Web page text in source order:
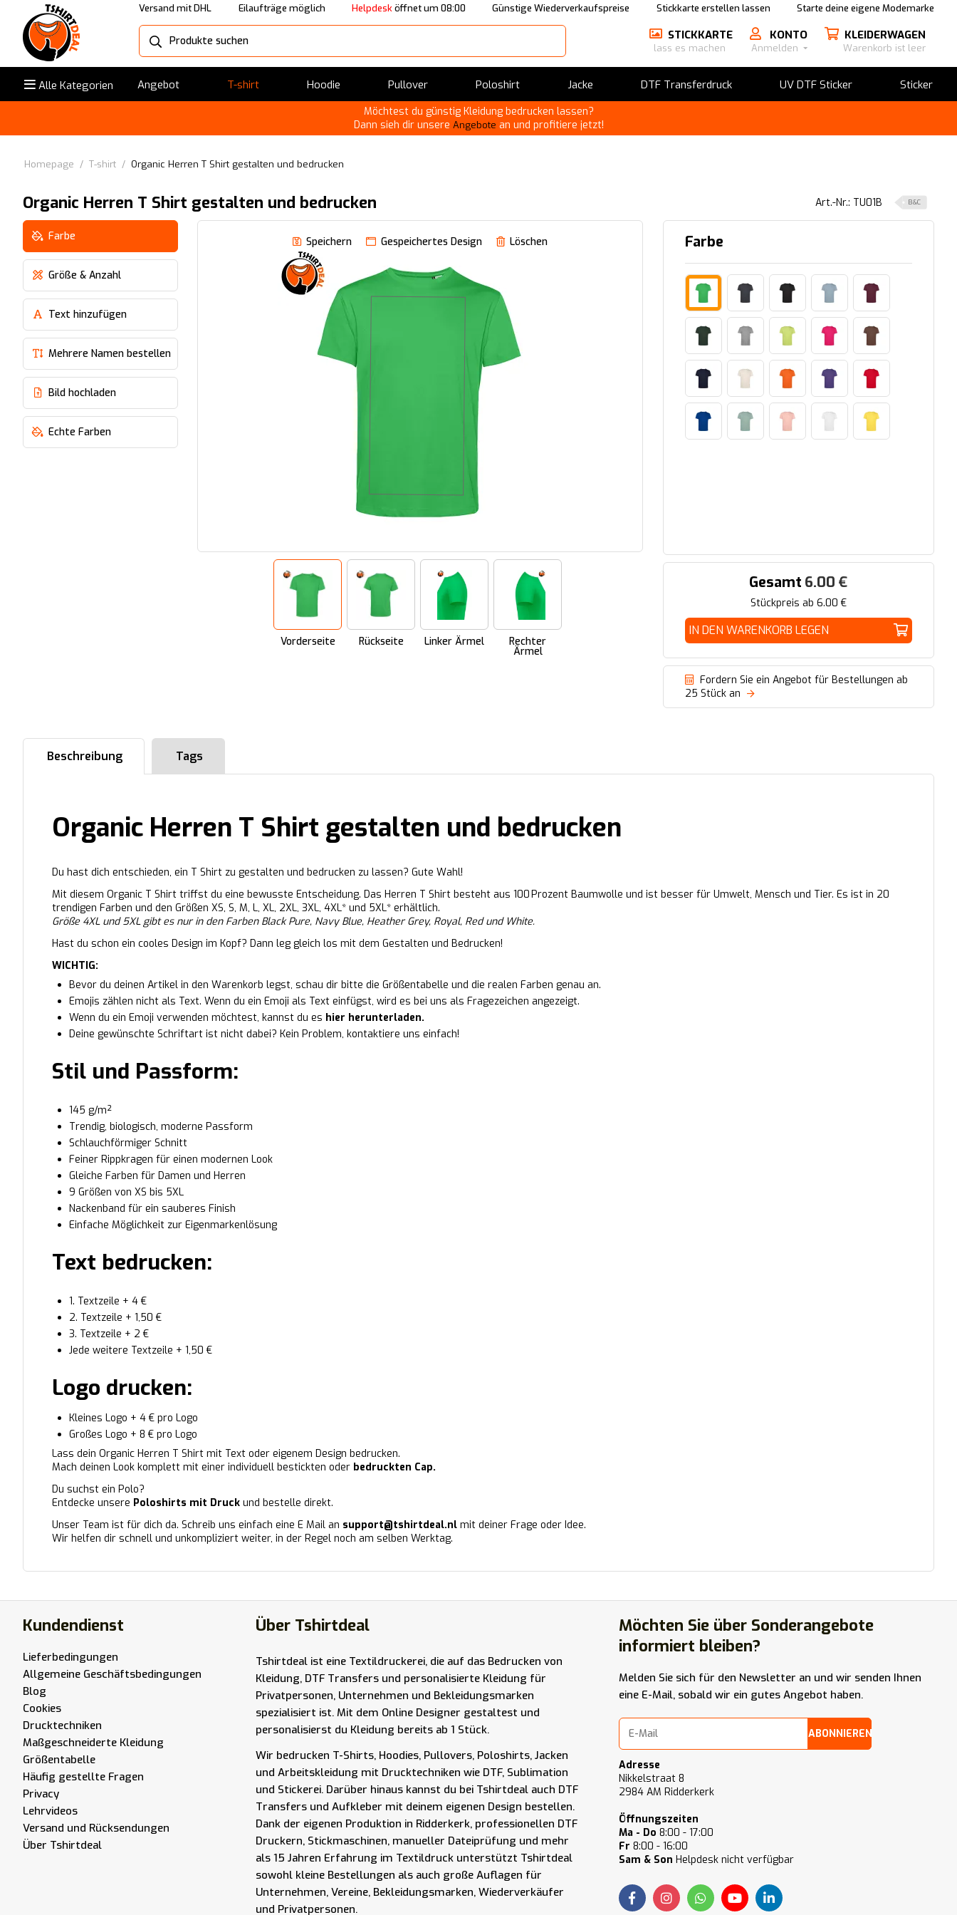
Versand mit DHL Eilaufträge möglich Helpdesköffnet um 08:00 Günstige Wiederverkaufspreise Stickkarte erstellen lassen Starte deine eigene Modemarke
STICKKARTE
lass es machen
KONTO
Anmelden
KLEIDERWAGEN
Warenkorb ist leer
Alle Kategorien Angebot T-shirt Hoodie Pullover Poloshirt Jacke ​DTF Transferdruck UV DTF Sticker Sticker
Möchtest du günstig Kleidung bedrucken lassen?
Dann sieh dir unsere Angebote an und profitiere jetzt!
Homepage / T-shirt / Organic Herren T Shirt gestalten und bedrucken
Organic Herren T Shirt gestalten und bedrucken B&C
Art.-Nr.: TU01B
Farbe
Größe & Anzahl
Text hinzufügen
Mehrere Namen bestellen
Bild hochladen
Echte Farben
Speichern Gespeichertes Design Löschen
Vorderseite Rückseite Linker Ärmel Rechter
Ärmel
Farbe
Gesamt 6.00 €
Stückpreis ab 6.00 €
IN DEN WARENKORB LEGEN
Fordern Sie ein Angebot für Bestellungen ab
25 Stück an
Beschreibung Tags
Organic Herren T Shirt gestalten und bedrucken
Du hast dich entschieden, ein T Shirt zu gestalten und bedrucken zu lassen? Gute Wahl!
Mit diesem Organic T Shirt triffst du eine bewusste Entscheidung. Das Herren T Shirt besteht aus 100 Prozent Baumwolle und ist besser für Umwelt, Mensch und Tier. Es ist in 20
trendigen Farben und den Größen XS, S, M, L, XL, 2XL, 3XL, 4XL* und 5XL* erhältlich.
Größe 4XL und 5XL gibt es nur in den Farben Black Pure, Navy Blue, Heather Grey, Royal, Red und White.
Hast du schon ein cooles Design im Kopf? Dann leg gleich los mit dem Gestalten und Bedrucken!
WICHTIG:
Bevor du deinen Artikel in den Warenkorb legst, schau dir bitte die Größentabelle und die realen Farben genau an.
Emojis zählen nicht als Text. Wenn du ein Emoji als Text einfügst, wird es bei uns als Fragezeichen angezeigt.
Wenn du ein Emoji verwenden möchtest, kannst du es hier herunterladen.
Deine gewünschte Schriftart ist nicht dabei? Kein Problem, kontaktiere uns einfach!
Stil und Passform:
145 g/m²
Trendig, biologisch, moderne Passform
Schlauchförmiger Schnitt
Feiner Rippkragen für einen modernen Look
Gleiche Farben für Damen und Herren
9 Größen von XS bis 5XL
Nackenband für ein sauberes Finish
Einfache Möglichkeit zur Eigenmarkenlösung
Text bedrucken:
1. Textzeile + 4 €
2. Textzeile + 1,50 €
3. Textzeile + 2 €
Jede weitere Textzeile + 1,50 €
Logo drucken:
Kleines Logo + 4 € pro Logo
Großes Logo + 8 € pro Logo
Lass dein Organic Herren T Shirt mit Text oder eigenem Design bedrucken.
Mach deinen Look komplett mit einer individuell bestickten oder bedruckten Cap.
Du suchst ein Polo?
Entdecke unsere Poloshirts mit Druck und bestelle direkt.
Unser Team ist für dich da. Schreib uns einfach eine E Mail an support@tshirtdeal.nl mit deiner Frage oder Idee.
Wir helfen dir schnell und unkompliziert weiter, in der Regel noch am selben Werktag.
Kundendienst
Lieferbedingungen
Allgemeine Geschäftsbedingungen
Blog
Cookies
Drucktechniken
Maßgeschneiderte Kleidung
Größentabelle
Häufig gestellte Fragen
Privacy
Lehrvideos
Versand und Rücksendungen
Über Tshirtdeal
Über Tshirtdeal
Tshirtdeal ist eine Textildruckerei, die auf das Bedrucken von
Kleidung, DTF Transfers und personalisierte Kleidung für
Privatpersonen, Unternehmen und Bekleidungsmarken
spezialisiert ist. Mit dem Online Designer gestaltest und
personalisierst du Kleidung bereits ab 1 Stück.
Wir bedrucken T-Shirts, Hoodies, Pullovers, Poloshirts, Jacken
und Arbeitskleidung mit Drucktechniken wie DTF, Sublimation
und Stickerei. Darüber hinaus kannst du bei Tshirtdeal auch DTF
Transfers und Aufkleber mit deinem eigenen Design bestellen.
Dank der eigenen Produktion in Ridderkerk, professionellen DTF
Druckern, Stickmaschinen, manueller Dateiprüfung und mehr
als 15 Jahren Erfahrung im Textildruck unterstützt Tshirtdeal
sowohl kleine Bestellungen als auch große Auflagen für
Unternehmen, Vereine, Bekleidungsmarken, Wiederverkäufer
und Privatpersonen.
Möchten Sie über Sonderangebote
informiert bleiben?
Melden Sie sich für den Newsletter an und wir senden Ihnen
eine E-Mail, sobald wir ein gutes Angebot haben.
ABONNIEREN
Adresse
Nikkelstraat 8
2984 AM Ridderkerk
Öffnungszeiten
Ma - Do 8:00 - 17:00
Fr 8:00 - 16:00
Sam & Son Helpdesk nicht verfügbar